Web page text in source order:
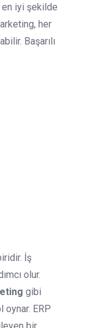
en iyi şekilde
her
Başarılı
İş
olur.
gibi
oynar. ERP